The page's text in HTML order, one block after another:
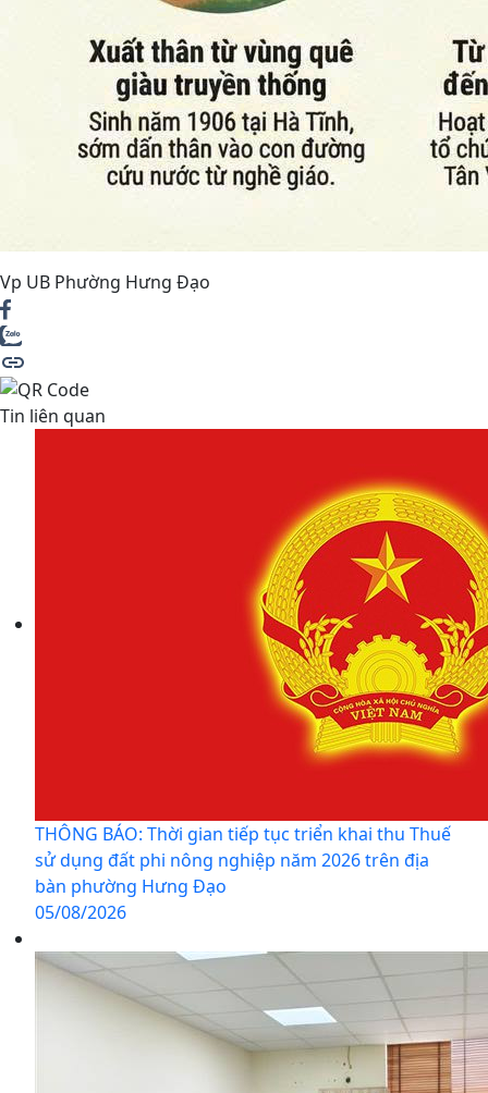
Vp UB Phường Hưng Đạo
Tin liên quan
THÔNG BÁO: Thời gian tiếp tục triển khai thu Thuế
sử dụng đất phi nông nghiệp năm 2026 trên địa
bàn phường Hưng Đạo
05/08/2026